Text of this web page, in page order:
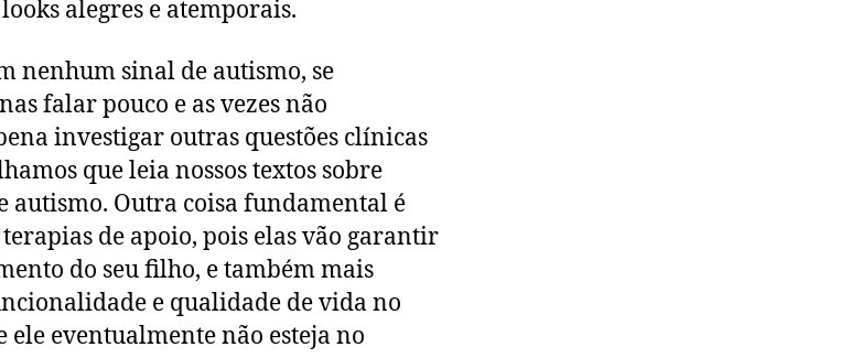
alegres e atemporais.
nenhum sinal de autismo, se
falar pouco e as vezes não
investigar outras questões clínicas
que leia nossos textos sobre
autismo. Outra coisa fundamental é
de apoio, pois elas vão garantir
do seu filho, e também mais
e qualidade de vida no
ele eventualmente não esteja no